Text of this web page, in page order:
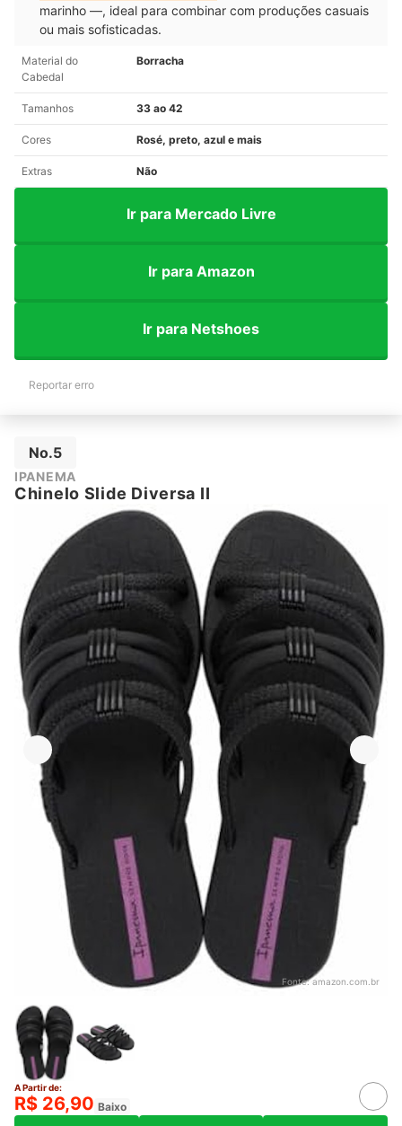
marinho —, ideal para combinar com produções casuais
ou mais sofisticadas.
Material do
Cabedal
Borracha
Tamanhos 33 ao 42
Cores Rosé, preto, azul e mais
Extras Não
Ir para Mercado Livre
Ir para Amazon
Ir para Netshoes
Reportar erro
No.5
IPANEMA
Chinelo Slide Diversa II
Fonte:amazon.com.br
A Partir de:
R$ 26,90 Baixo